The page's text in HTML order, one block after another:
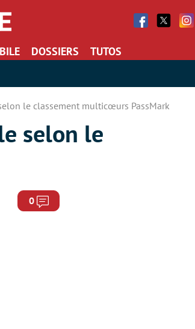
Facebook
Twitter
DOSSIERS TUTOS
le classement multicœurs PassMark
selon le
0 Commentaires